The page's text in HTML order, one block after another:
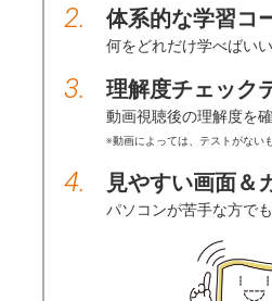
2. 体系的な学習コ
何をどれだけ学べばい
3. 理解度チェック
動画視聴後の理解度を
※動画によっては、テストがない
4. 見やすい画面＆
パソコンが苦手な方で